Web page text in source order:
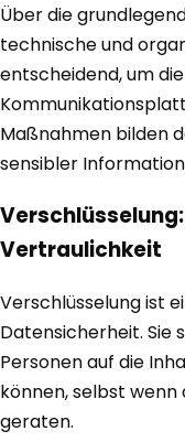
Über die
technische und
entscheidend, um
Maßnahmen bilden
sensibler
Vertraulichkeit
Verschlüsselung ist
Datensicherheit. Sie
Personen auf die
können, selbst wenn
geraten.